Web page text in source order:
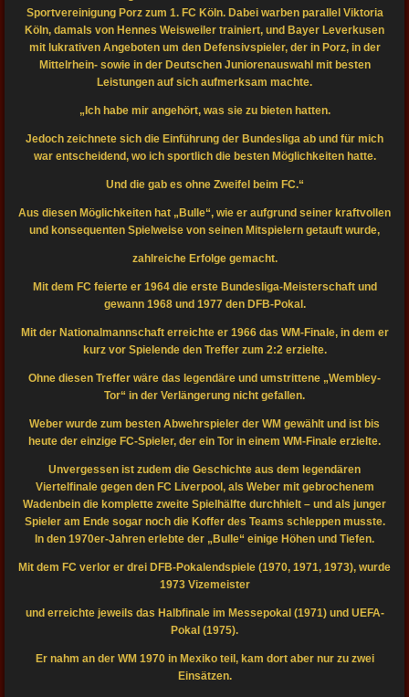
Sportvereinigung Porz zum 1. FC Köln. Dabei warben parallel Viktoria
Köln, damals von Hennes Weisweiler trainiert, und Bayer Leverkusen
mit lukrativen Angeboten um den Defensivspieler, der in Porz, in der
Mittelrhein- sowie in der Deutschen Juniorenauswahl mit besten
Leistungen auf sich aufmerksam machte.
„Ich habe mir angehört, was sie zu bieten hatten.
Jedoch zeichnete sich die Einführung der Bundesliga ab und für mich
war entscheidend, wo ich sportlich die besten Möglichkeiten hatte.
Und die gab es ohne Zweifel beim FC.“
Aus diesen Möglichkeiten hat „Bulle“, wie er aufgrund seiner kraftvollen
und konsequenten Spielweise von seinen Mitspielern getauft wurde,
zahlreiche Erfolge gemacht.
Mit dem FC feierte er 1964 die erste Bundesliga-Meisterschaft und
gewann 1968 und 1977 den DFB-Pokal.
Mit der Nationalmannschaft erreichte er 1966 das WM-Finale, in dem er
kurz vor Spielende den Treffer zum 2:2 erzielte.
Ohne diesen Treffer wäre das legendäre und umstrittene „Wembley-
Tor“ in der Verlängerung nicht gefallen.
Weber wurde zum besten Abwehrspieler der WM gewählt und ist bis
heute der einzige FC-Spieler, der ein Tor in einem WM-Finale erzielte.
Unvergessen ist zudem die Geschichte aus dem legendären
Viertelfinale gegen den FC Liverpool, als Weber mit gebrochenem
Wadenbein die komplette zweite Spielhälfte durchhielt – und als junger
Spieler am Ende sogar noch die Koffer des Teams schleppen musste.
In den 1970er-Jahren erlebte der „Bulle“ einige Höhen und Tiefen.
Mit dem FC verlor er drei DFB-Pokalendspiele (1970, 1971, 1973), wurde
1973 Vizemeister
und erreichte jeweils das Halbfinale im Messepokal (1971) und UEFA-
Pokal (1975).
Er nahm an der WM 1970 in Mexiko teil, kam dort aber nur zu zwei
Einsätzen.